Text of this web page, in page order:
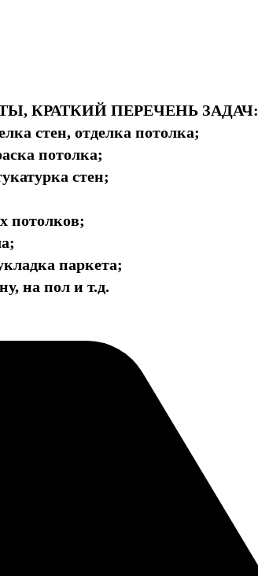
КРАТКИЙ ПЕРЕЧЕНЬ ЗАДАЧ:
стен, отделка потолка;
потолка;
стен;
потолков;
паркета;
на пол и т.д.